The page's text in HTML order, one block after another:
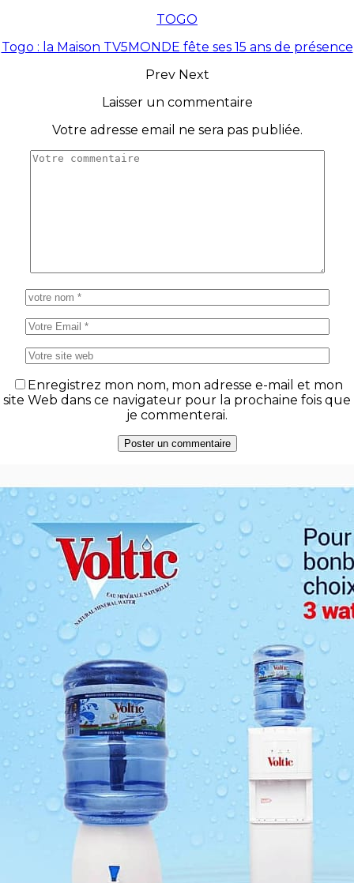
TOGO
Togo : la Maison TV5MONDE fête ses 15 ans de présence
Prev Next
Laisser un commentaire
Votre adresse email ne sera pas publiée.
Enregistrez mon nom, mon adresse e-mail et mon
site Web dans ce navigateur pour la prochaine fois que
je commenterai.